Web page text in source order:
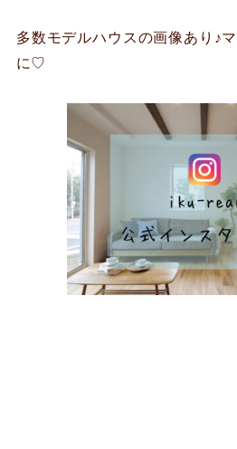
多数モデルハウスの画像あり♪
に♡